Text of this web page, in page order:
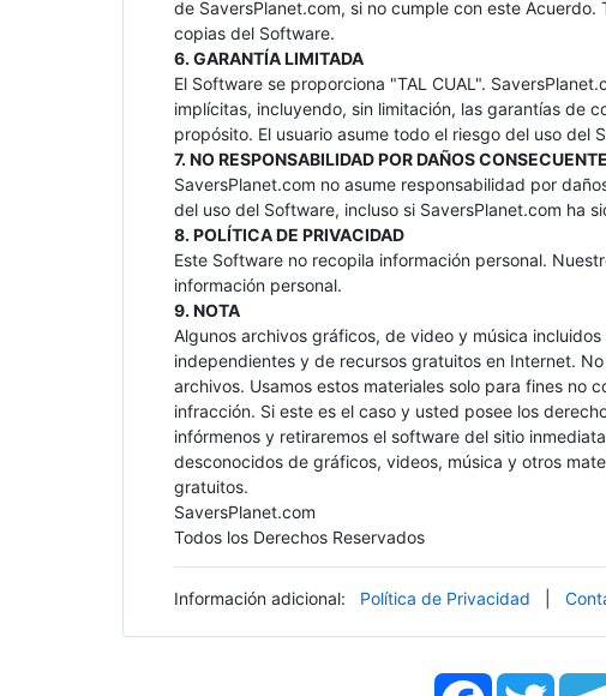
de SaversPlanet.com, si no cumple con este
copias del Software.
6. GARANTÍA LIMITADA
El Software se proporciona "TAL CUAL".
implícitas, incluyendo, sin limitación, las garantías de
propósito. El usuario asume todo el riesgo del uso del
7. NO RESPONSABILIDAD POR DAÑOS
SaversPlanet.com no asume responsabilidad por
del uso del Software, incluso si SaversPlanet.com ha
8. POLÍTICA DE PRIVACIDAD
Este Software no recopila información personal.
información personal.
9. NOTA
Algunos archivos gráficos, de video y música
independientes y de recursos gratuitos en Internet.
archivos. Usamos estos materiales solo para fines no
infracción. Si este es el caso y usted posee los
infórmenos y retiraremos el software del sitio
desconocidos de gráficos, videos, música y otros
gratuitos.
SaversPlanet.com
Todos los Derechos Reservados
Información adicional: Política de Privacidad
Facebook